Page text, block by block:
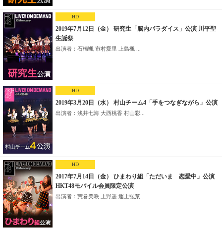
HD
2019年7月12日（金） 研究生「脳内パラダイス」公演 川平聖
生誕祭
出演者：石橋颯 市村愛里 上島楓 ...
HD
2019年3月20日（水） 村山チーム4「手をつなぎながら」公演
出演者：浅井七海 大西桃香 村山彩...
HD
2017年7月14日（金） ひまわり組「ただいま 恋愛中」公演
HKT48モバイル会員限定公演
出演者：荒巻美咲 上野遥 運上弘菜...